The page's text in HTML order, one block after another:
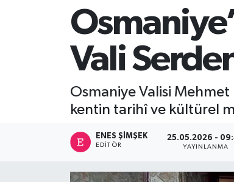
Vali
Osmaniye Valisi
kentin tarihî ve kültürel
ENES ŞIMŞEK
EDITÖR
25.05.2026 -
YAYINLANMA
MAGAZİN
EKONOMİ
RESMİ İLANLAR
Osmaniye Trafik Yoğunluk Haritası
Süper Lig Puan Durumu ve Fikstür
Tüm Manşetler
Son Dakika Haberleri
Haber Arşivi